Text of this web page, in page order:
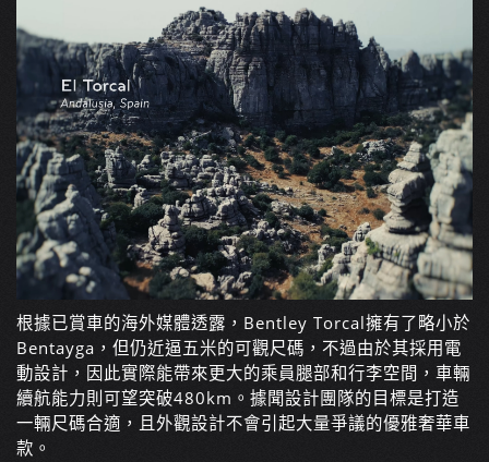
根據已賞車的海外媒體透露，Bentley Torcal擁有了略小於
Bentayga，但仍近逼五米的可觀尺碼，不過由於其採用電
動設計，因此實際能帶來更大的乘員腿部和行李空間，車輛
續航能力則可望突破480km。據聞設計團隊的目標是打造
一輛尺碼合適，且外觀設計不會引起大量爭議的優雅奢華車
款。